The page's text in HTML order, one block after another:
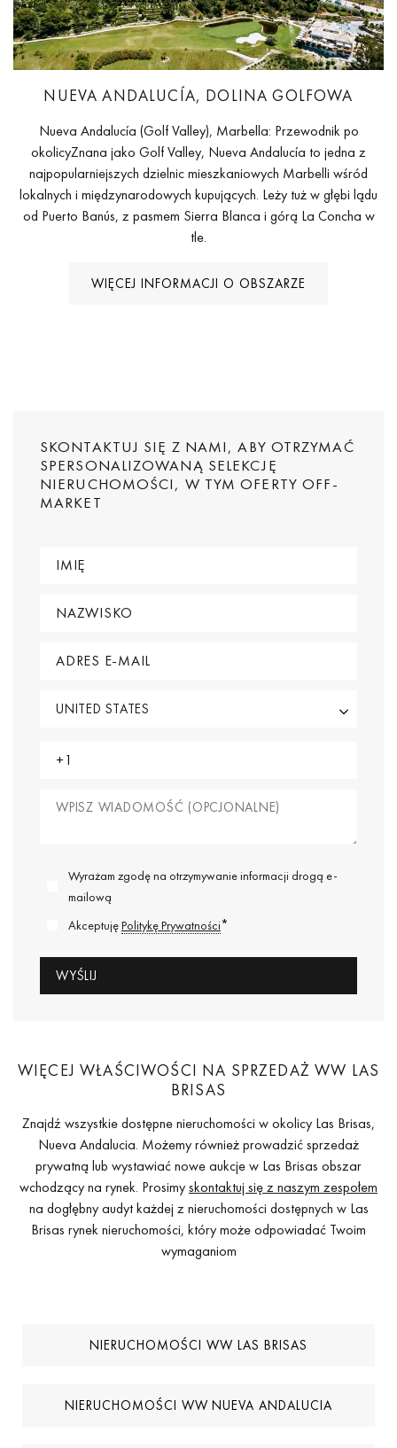
NUEVA ANDALUCÍA, DOLINA GOLFOWA
Nueva Andalucía (Golf Valley), Marbella: Przewodnik po
okolicyZnana jako Golf Valley, Nueva Andalucía to jedna z
najpopularniejszych dzielnic mieszkaniowych Marbelli wśród
lokalnych i międzynarodowych kupujących. Leży tuż w głębi lądu
od Puerto Banús, z pasmem Sierra Blanca i górą La Concha w
tle.
WIĘCEJ INFORMACJI O OBSZARZE
SKONTAKTUJ SIĘ Z NAMI, ABY OTRZYMAĆ
SPERSONALIZOWANĄ SELEKCJĘ
NIERUCHOMOŚCI, W TYM OFERTY OFF-
MARKET
Wyrażam zgodę na otrzymywanie informacji drogą e-
mailową
AkceptujęPolitykę Prywatności*
WIĘCEJ WŁAŚCIWOŚCI NA SPRZEDAŻ WW LAS
BRISAS
Znajdź wszystkie dostępne nieruchomości w okolicy Las Brisas,
Nueva Andalucia. Możemy również prowadzić sprzedaż
prywatną lub wystawiać nowe aukcje w Las Brisas obszar
wchodzący na rynek. Prosimyskontaktuj się z naszym zespołem
na dogłębny audyt każdej z nieruchomości dostępnych w Las
Brisas rynek nieruchomości, który może odpowiadać Twoim
wymaganiom
NIERUCHOMOŚCI WW LAS BRISAS
NIERUCHOMOŚCI WW NUEVA ANDALUCIA